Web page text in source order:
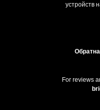
устройств
For reviews